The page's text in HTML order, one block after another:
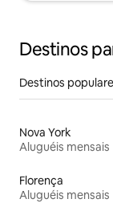
Destinos
Destinos
Nova York
Aluguéis mensais
Florença
Aluguéis mensais